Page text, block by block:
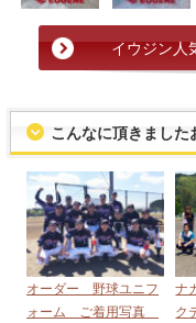
イウジン人
こんなに頂きました
オーダー 野球ユニフ
ォーム ご着用写真
ナ
ク